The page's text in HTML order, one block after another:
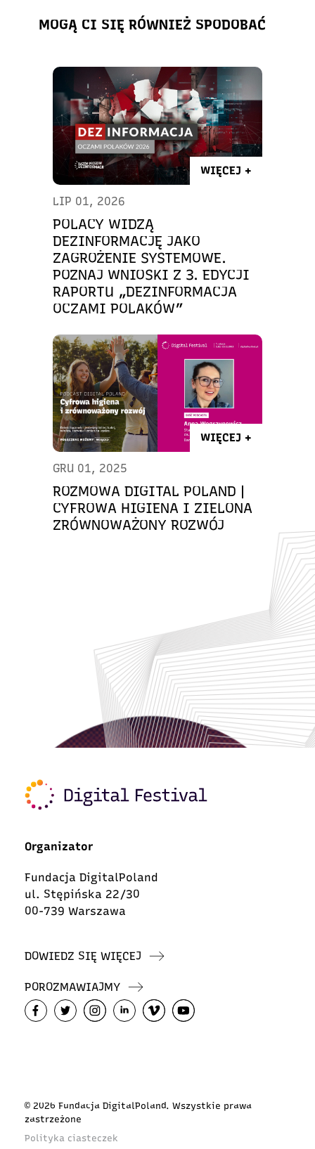
MOGĄ CI SIĘ RÓWNIEŻ SPODOBAĆ
WIĘCEJ +
LIP 01, 2026
POLACY WIDZĄ
DEZINFORMACJĘ JAKO
ZAGROŻENIE SYSTEMOWE.
POZNAJ WNIOSKI Z 3. EDYCJI
RAPORTU „DEZINFORMACJA
OCZAMI POLAKÓW”
WIĘCEJ +
GRU 01, 2025
ROZMOWA DIGITAL POLAND |
CYFROWA HIGIENA I ZIELONA
ZRÓWNOWAŻONY ROZWÓJ
Organizator
Fundacja DigitalPoland
ul. Stępińska 22/30
00-739 Warszawa
DOWIEDZ SIĘ WIĘCEJ
POROZMAWIAJMY
© 2026 Fundacja DigitalPoland. Wszystkie prawa
zastrzeżone
Polityka ciasteczek